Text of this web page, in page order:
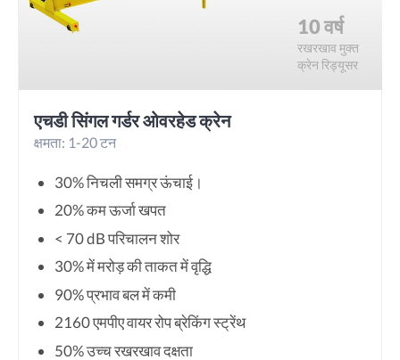
10 वर्ष
रखरखाव मुक्त
क्रेन रिड्यूसर
एचडी सिंगल गर्डर ओवरहेड क्रेन
क्षमता: 1-20 टन
30% निचली समग्र ऊंचाई।
20% कम ऊर्जा खपत
< 70 dB परिचालन शोर
30% में मरोड़ की ताकत में वृद्धि
90% प्रभाव बल में कमी
2160 एमपीए वायर रोप ब्रेकिंग स्ट्रेंथ
50% उच्च रखरखाव दक्षता